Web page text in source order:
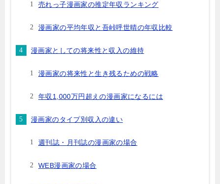
売れっ子漫画家の推定年収ランキング
漫画家の平均年収と吾峠呼世晴の年収比較
漫画家としての将来性と収入の維持
漫画家の将来性と生き残るための戦略
年収1,000万円超えの漫画家になるには
漫画家のタイプ別収入の違い
週刊誌・月刊誌の漫画家の場合
WEB漫画家の場合